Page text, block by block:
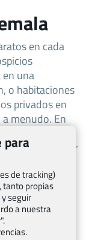
en cada
una
o habitaciones
privados en
menudo. En
hay muchos
y reservar
de los
en otros
ejemplo:
para
de tracking)
tanto propias
seguir
a nuestra